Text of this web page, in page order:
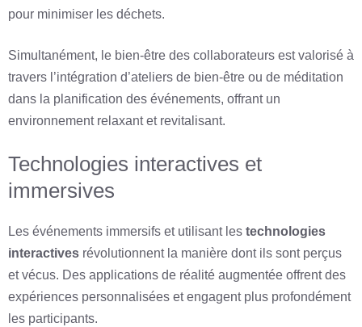
pour minimiser les déchets.
Simultanément, le bien-être des collaborateurs est valorisé à
travers l’intégration d’ateliers de bien-être ou de méditation
dans la planification des événements, offrant un
environnement relaxant et revitalisant.
Technologies interactives et
immersives
Les événements immersifs et utilisant les technologies
interactives révolutionnent la manière dont ils sont perçus
et vécus. Des applications de réalité augmentée offrent des
expériences personnalisées et engagent plus profondément
les participants.